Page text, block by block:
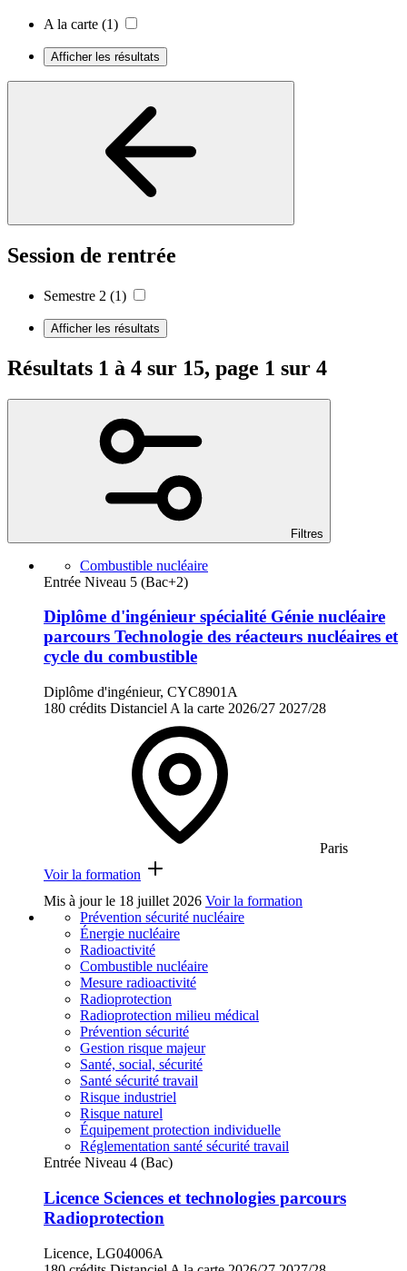
A la carte (1)
Afficher les résultats
Session de rentrée
Semestre 2 (1)
Afficher les résultats
Résultats 1 à 4 sur 15, page 1 sur 4
Filtres
Combustible nucléaire
Entrée Niveau 5 (Bac+2)
Diplôme d'ingénieur spécialité Génie nucléaire
parcours Technologie des réacteurs nucléaires et
cycle du combustible
Diplôme d'ingénieur, CYC8901A
180 crédits Distanciel A la carte 2026/27 2027/28
Paris
Voir la formation
Mis à jour le 18 juillet 2026 Voir la formation
Prévention sécurité nucléaire
Énergie nucléaire
Radioactivité
Combustible nucléaire
Mesure radioactivité
Radioprotection
Radioprotection milieu médical
Prévention sécurité
Gestion risque majeur
Santé, social, sécurité
Santé sécurité travail
Risque industriel
Risque naturel
Équipement protection individuelle
Réglementation santé sécurité travail
Entrée Niveau 4 (Bac)
Licence Sciences et technologies parcours
Radioprotection
Licence, LG04006A